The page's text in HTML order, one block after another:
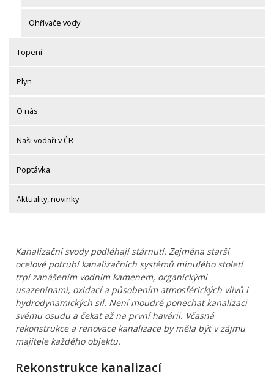
Ohřívače vody
Topení
Plyn
O nás
Naši vodaři v ČR
Poptávka
Aktuality, novinky
Kanalizační svody podléhají stárnutí. Zejména starší
ocelové potrubí kanalizačních systémů minulého století
trpí zanášením vodním kamenem, organickými
usazeninami, oxidací a působením atmosférických vlivů i
hydrodynamických sil. Není moudré ponechat kanalizaci
svému osudu a čekat až na první havárii. Včasná
rekonstrukce a renovace kanalizace by měla být v zájmu
majitele každého objektu.
Rekonstrukce kanalizací